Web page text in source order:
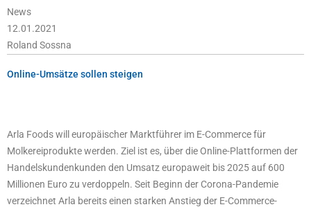
News
12.01.2021
Roland Sossna
Online-Umsätze sollen steigen
Arla Foods will europäischer Marktführer im E-Commerce für
Molkereiprodukte werden. Ziel ist es, über die Online-Plattformen der
Handelskundenkunden den Umsatz europaweit bis 2025 auf 600
Millionen Euro zu verdoppeln. Seit Beginn der Corona-Pandemie
verzeichnet Arla bereits einen starken Anstieg der E-Commerce-